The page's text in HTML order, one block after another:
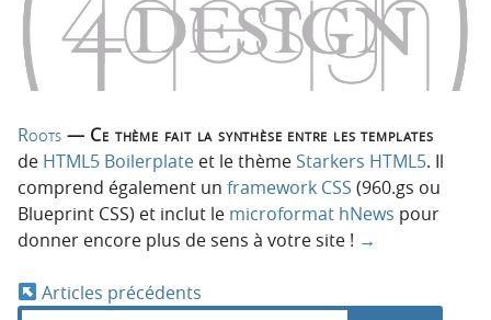
Roots — Ce thème fait la synthèse entre les templates
de HTML5 Boilerplate et le thème Starkers HTML5. Il
comprend également un framework CSS (960.gs ou
Blueprint CSS) et inclut le microformat hNews pour
donner encore plus de sens à votre site ! →
NArticles précédents